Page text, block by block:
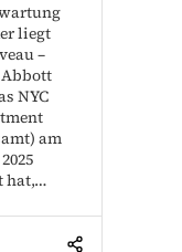
liegt
–
NYC
am
hat,…